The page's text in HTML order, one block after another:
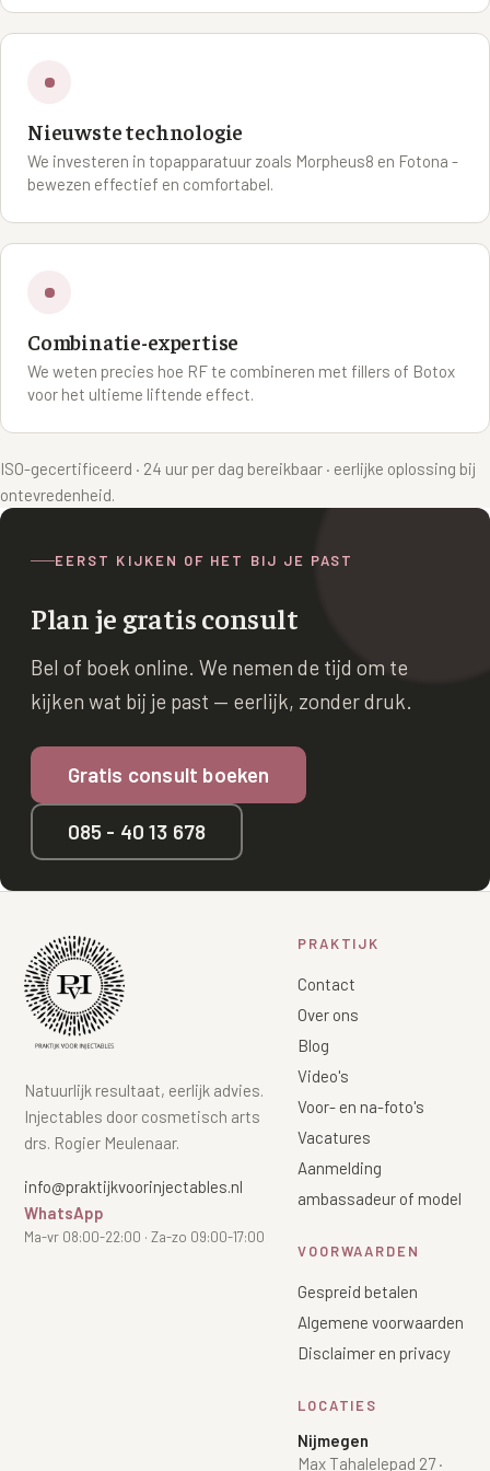
Nieuwste technologie
We investeren in topapparatuur zoals Morpheus8 en Fotona -
bewezen effectief en comfortabel.
Combinatie-expertise
We weten precies hoe RF te combineren met fillers of Botox
voor het ultieme liftende effect.
ISO-gecertificeerd · 24 uur per dag bereikbaar · eerlijke oplossing bij
ontevredenheid.
EERST KIJKEN OF HET BIJ JE PAST
Plan je gratis consult
Bel of boek online. We nemen de tijd om te
kijken wat bij je past — eerlijk, zonder druk.
Gratis consult boeken
085 - 40 13 678
Natuurlijk resultaat, eerlijk advies.
Injectables door cosmetisch arts
drs. Rogier Meulenaar.
info@praktijkvoorinjectables.nl
WhatsApp
Ma-vr 08:00-22:00 · Za-zo 09:00-17:00
PRAKTIJK
Contact
Over ons
Blog
Video's
Voor- en na-foto's
Vacatures
Aanmelding
ambassadeur of model
VOORWAARDEN
Gespreid betalen
Algemene voorwaarden
Disclaimer en privacy
LOCATIES
Nijmegen
Max Tahalelepad 27·